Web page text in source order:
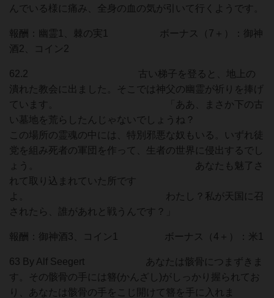
んでいる様に痛み、全身の血の気が引いて行くようです。
報酬：幽霊1、棘の実1 ボーナス（7＋）：御神
酒2、コイン2
62.2 古い梯子を登ると、地上の
潰れた教会に出ました。そこでは神父の幽霊が祈りを捧げ
ています。 「ああ、まさか下の古
い墓地を荒らしたんじゃないでしょうね？
この場所の霊魂の中には、特別邪悪な奴もいる。いずれ徒
党を組み死者の軍団を作って、生者の世界に侵出するでし
ょう。 あなたも魅了さ
れて取り込まれていた所です
よ。 わたし？私が天国に召
されたら、誰があれと戦うんです？」
報酬：御神酒3、コイン1 ボーナス（4＋）：米1
63 By Alf Seegert あなたは骸骨につまずきま
す。その骸骨の手には簪(かんざし)がしっかり握られてお
り、あなたは骸骨の手をこじ開けて簪を手に入れま